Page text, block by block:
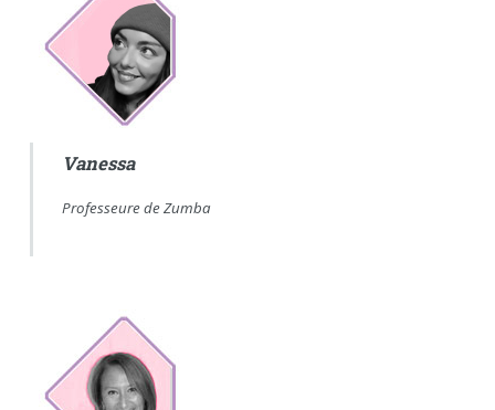
Vanessa
Professeure de Zumba